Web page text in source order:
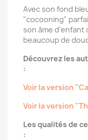
Avec son fond
"cocooning"
son âme d'enfant
beaucoup de
Découvrez les
:
Voir la version
Voir la version
Les qualités de
: